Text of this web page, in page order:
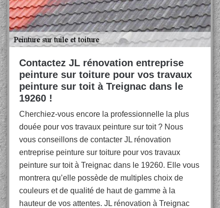
Contactez JL rénovation entreprise
peinture sur toiture pour vos travaux
peinture sur toit à Treignac dans le
19260 !
Cherchiez-vous encore la professionnelle la plus
douée pour vos travaux peinture sur toit ? Nous
vous conseillons de contacter JL rénovation
entreprise peinture sur toiture pour vos travaux
peinture sur toit à Treignac dans le 19260. Elle vous
montrera qu’elle possède de multiples choix de
couleurs et de qualité de haut de gamme à la
hauteur de vos attentes. JL rénovation à Treignac